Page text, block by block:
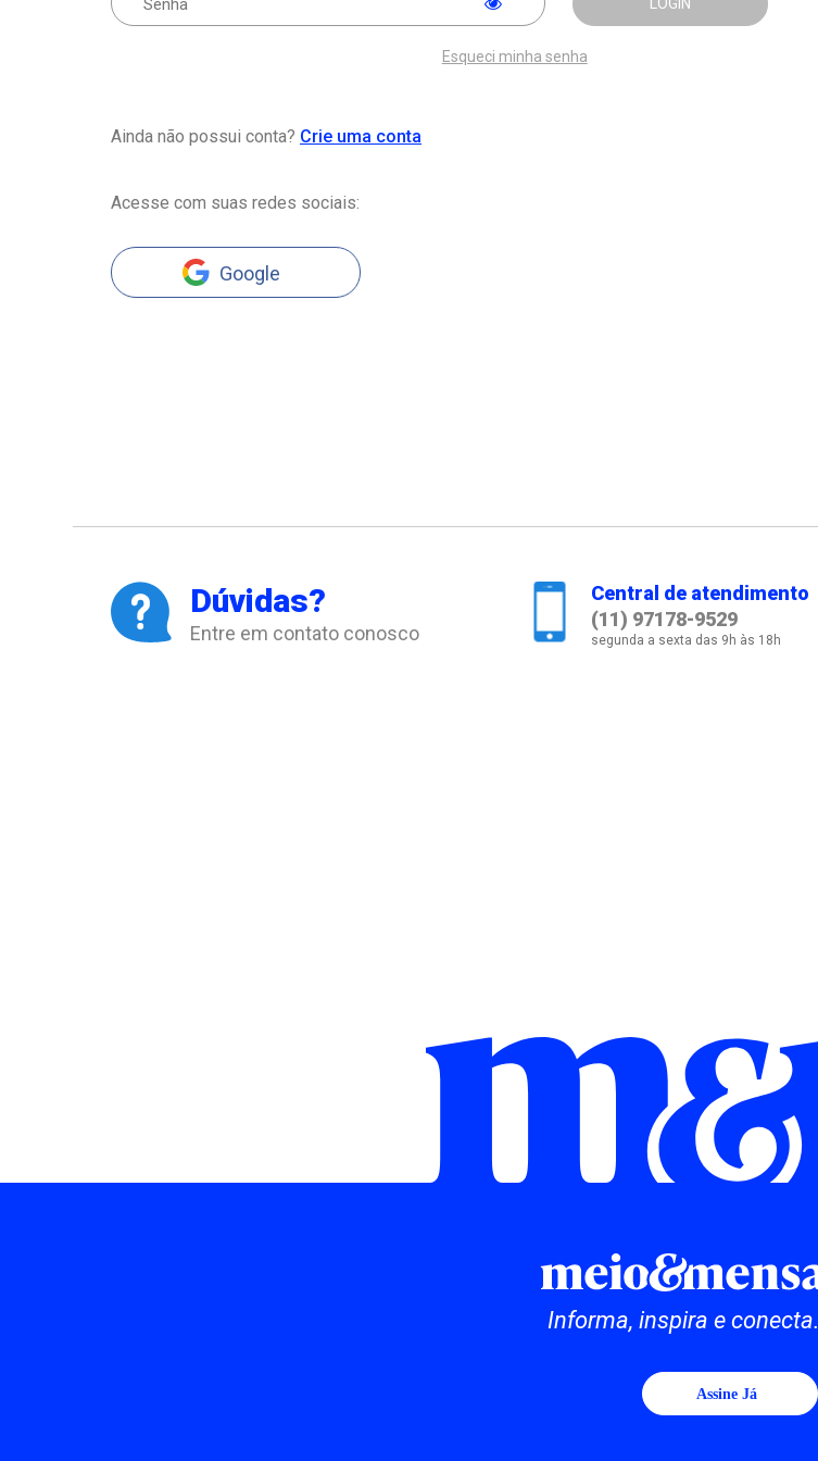
Esqueci minha senha
Ainda não possui conta? Crie uma conta
Acesse com suas redes sociais:
Google
Dúvidas?
Entre em contato conosco
Central de atendimento
(11) 97178-9529
segunda a sexta das 9h às 18h
Informa, inspira e conecta.
Assine Já